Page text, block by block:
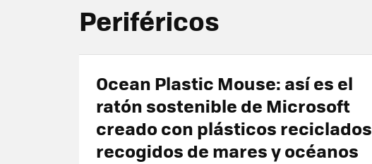
Periféricos
Ocean Plastic Mouse: así es el
ratón sostenible de Microsoft
creado con plásticos reciclados
recogidos de mares y océanos